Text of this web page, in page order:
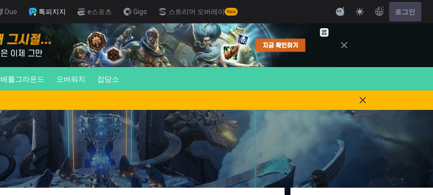
Duo 톡피지지 e스포츠 Gigs 스트리머 오버레이 New
KO 로그인
배틀그라운드 오버워치 잡담소